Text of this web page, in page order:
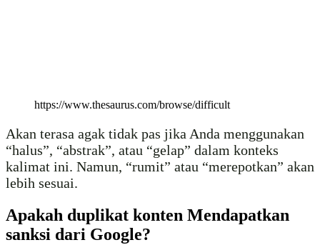
https://www.thesaurus.com/browse/difficult
Akan terasa agak tidak pas jika Anda menggunakan
“halus”, “abstrak”, atau “gelap” dalam konteks
kalimat ini. Namun, “rumit” atau “merepotkan” akan
lebih sesuai.
Apakah duplikat konten Mendapatkan
sanksi dari Google?